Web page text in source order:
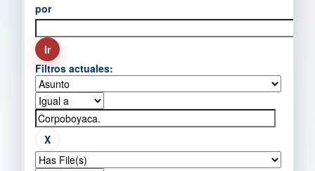
por
Filtros actuales: